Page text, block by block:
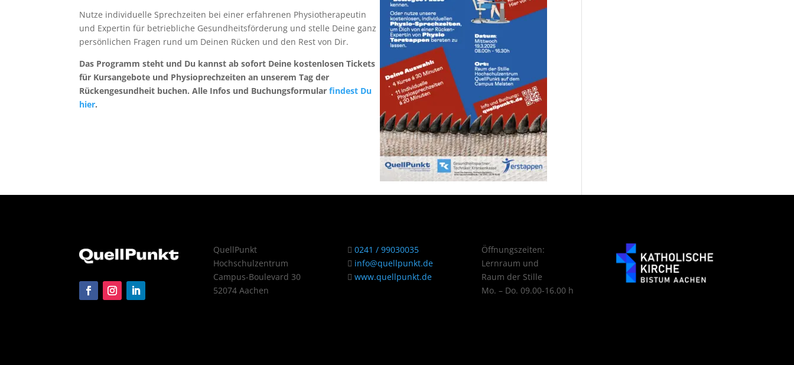
Nutze individuelle Sprechzeiten bei einer erfahrenen Physiotherapeutin
und Expertin für betriebliche Gesundheitsförderung und stelle Deine ganz
persönlichen Fragen rund um Deinen Rücken und den Rest von Dir.
Das Programm steht und Du kannst ab sofort Deine kostenlosen Tickets
für Kursangebote und Physioprechzeiten an unserem Tag der
Rückengesundheit buchen. Alle Infos und Buchungsformularfindest Du
hier.
QuellPunkt
Hochschulzentrum
Campus-Boulevard 30
52074 Aachen
0241 / 99030035
info@quellpunkt.de
www.quellpunkt.de
Öffnungszeiten:
Lernraum und
Raum der Stille
Mo. – Do. 09.00-16.00 h